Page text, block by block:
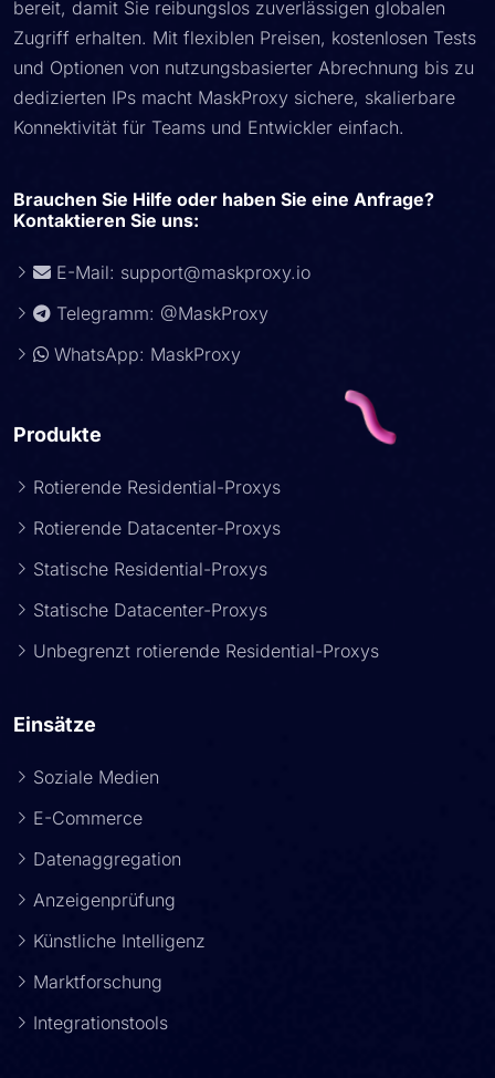
bereit, damit Sie reibungslos zuverlässigen globalen
Zugriff erhalten. Mit flexiblen Preisen, kostenlosen Tests
und Optionen von nutzungsbasierter Abrechnung bis zu
dedizierten IPs macht MaskProxy sichere, skalierbare
Konnektivität für Teams und Entwickler einfach.
Brauchen Sie Hilfe oder haben Sie eine Anfrage?
Kontaktieren Sie uns:
E-Mail: support@maskproxy.io
Telegramm: @MaskProxy
WhatsApp: MaskProxy
Produkte
Rotierende Residential-Proxys
Rotierende Datacenter-Proxys
Statische Residential-Proxys
Statische Datacenter-Proxys
Unbegrenzt rotierende Residential-Proxys
Einsätze
Soziale Medien
E-Commerce
Datenaggregation
Anzeigenprüfung
Künstliche Intelligenz
Marktforschung
Integrationstools